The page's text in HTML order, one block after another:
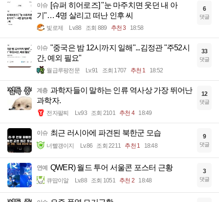
이슈 [슈퍼 히어로즈] "눈 마주치면 웃던 내 아
기"… 4명 살리고 떠난 인후 씨
빛로제 Lv.88 조회 889 추천 3 18:58
6
댓글
이슈 "중국은 밤 12시까지 일해"...김정관 "주52시
간, 예외 필요"
월급루팡전문 Lv.91 조회 1707 추천 1 18:52
33
댓글
계층 과학자들이 말하는 인류 역사상 가장 뛰어난
과학자.
전자팔찌 Lv.93 조회 2101 추천 4 18:49
12
댓글
이슈 최근 러시아에 파견된 북한군 모습
너빨갱이지 Lv.86 조회 2211 추천 1 18:48
9
댓글
연예 QWER) 월드 투어 서울콘 포스터 근황
큐땁이알 Lv.88 조회 1051 추천 2 18:48
3
댓글